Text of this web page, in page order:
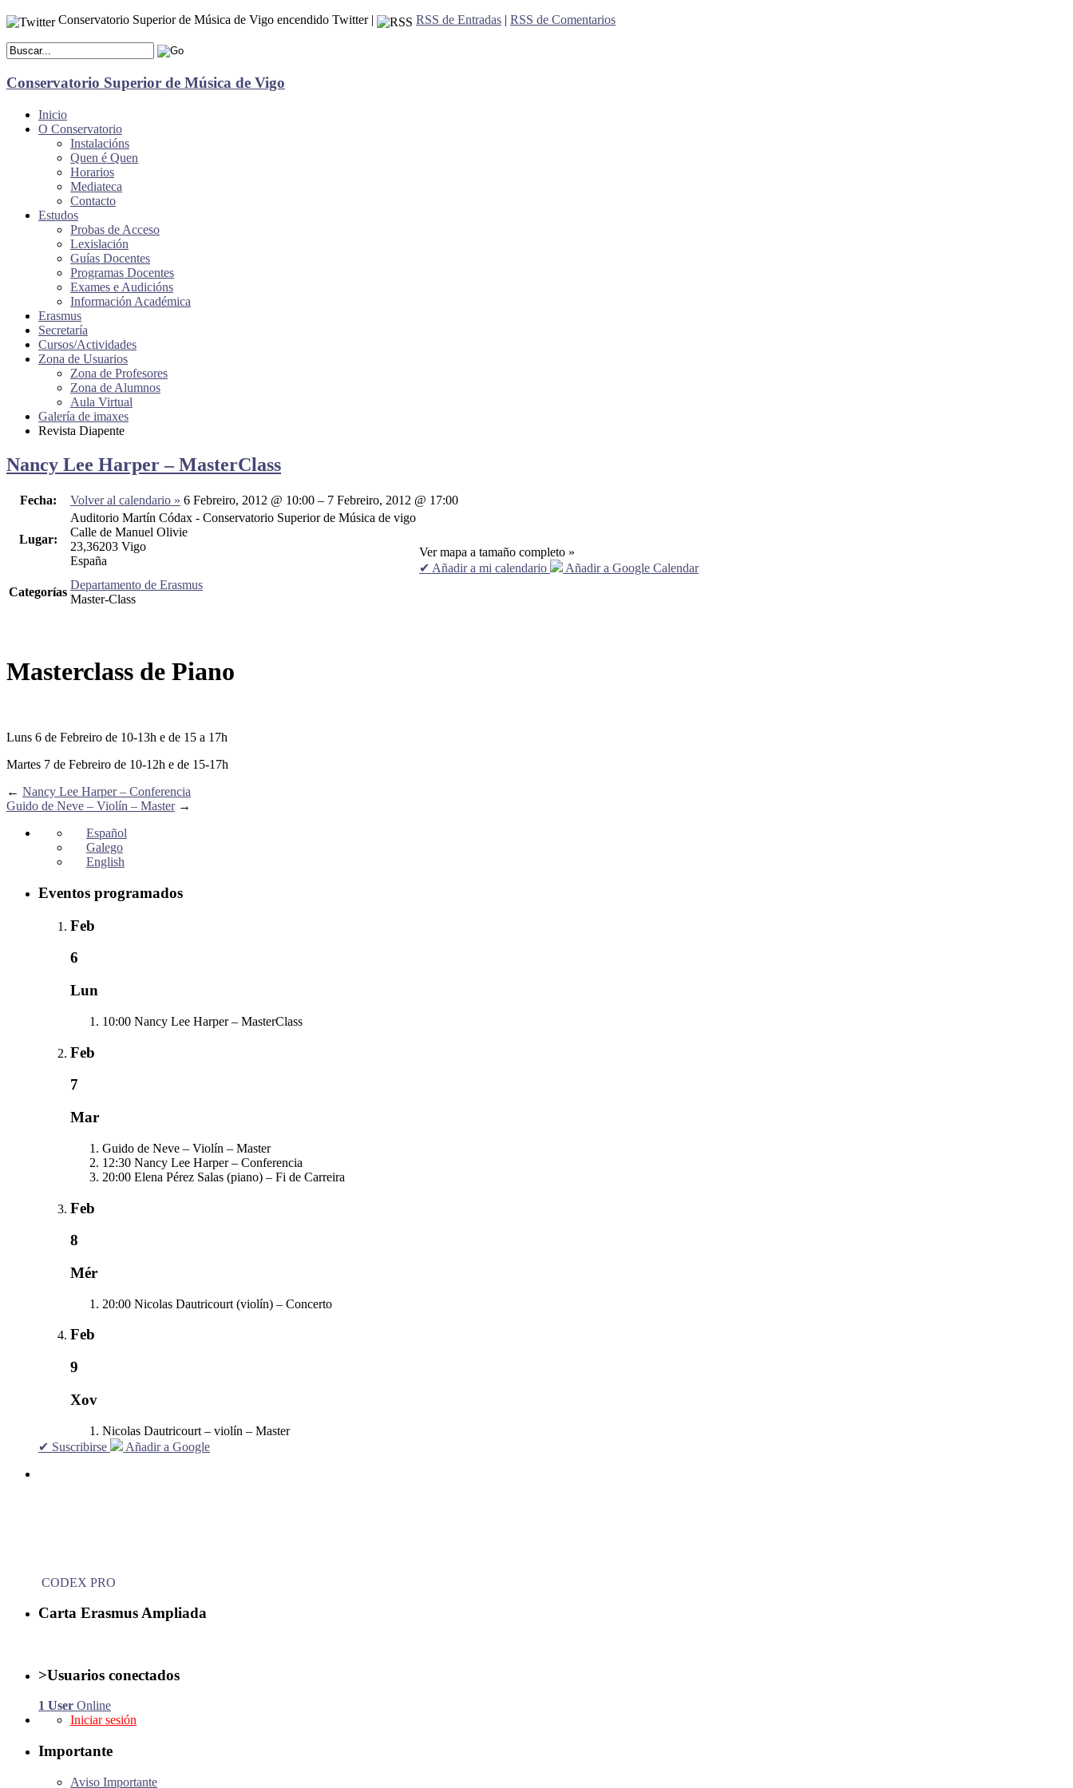
Conservatorio Superior de Música de Vigo encendido Twitter | RSS de Entradas | RSS de Comentarios
Conservatorio Superior de Música de Vigo
Inicio
O Conservatorio
Instalacións
Quen é Quen
Horarios
Mediateca
Contacto
Estudos
Probas de Acceso
Lexislación
Guías Docentes
Programas Docentes
Exames e Audicións
Información Académica
Erasmus
Secretaría
Cursos/Actividades
Zona de Usuarios
Zona de Profesores
Zona de Alumnos
Aula Virtual
Galería de imaxes
Revista Diapente
Nancy Lee Harper – MasterClass
Fecha: Volver al calendario » 6 Febreiro, 2012 @ 10:00 – 7 Febreiro, 2012 @ 17:00
Lugar:
Auditorio Martín Códax - Conservatorio Superior de Música de vigo
Calle de Manuel Olivie
23,36203 Vigo
España
Ver mapa a tamaño completo »
✔ Añadir a mi calendario
Añadir a Google Calendar
Categorías
Departamento de Erasmus
Master-Class
Masterclass de Piano
Luns 6 de Febreiro de 10-13h e de 15 a 17h
Martes 7 de Febreiro de 10-12h e de 15-17h
← Nancy Lee Harper – Conferencia
Guido de Neve – Violín – Master→
Español
Galego
English
Eventos programados
Feb
6
Lun
10:00 Nancy Lee Harper – MasterClass
Feb
7
Mar
Guido de Neve – Violín – Master
12:30 Nancy Lee Harper – Conferencia
20:00 Elena Pérez Salas (piano) – Fi de Carreira
Feb
8
Mér
20:00 Nicolas Dautricourt (violín) – Concerto
Feb
9
Xov
Nicolas Dautricourt – violín – Master
✔ Suscribirse
Añadir a Google
CODEX PRO
Carta Erasmus Ampliada
>Usuarios conectados
1 User Online
Iniciar sesión
Importante
Aviso Importante